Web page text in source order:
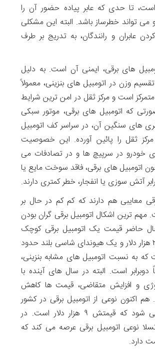
تا حدی که عابر پیاده حضور آن را
تواند خطرساز باشد. البته این مشکلی
عابران و رانندگان، به تدریج بر طرف
های برقی، ایمنی آن است. به دلیل
وزن در اتومبیل های بنزینی، معمولاً
است و مرکز ثقل در امن ترین شرایط
که اتومبیل های برقی، موتور سبکی
های سنگین آن، در سراسر کف اتومبیل
ثقل را پائین آورده. این خصوصیت
خودرو در سرپیچ ها و در تصادفات می
اتومبیل های برقی، فاقد سوخت مایع یا
آتش سوزی یا انفجار، خطر کمتری دارند.
معایبی هم دارند که کم کم در حال بر
ترین اشکال اتومبیل برقی گران بودن
حاضر قیمت یک اتومبیل برقی کوچک
ساخت سوئد ۲۰ هزار دلار و یک هیوندای شاسی بلند حدود
است که به نسبت اتومبیل های مشابه بنزینی،
دوبرابر است. البته در سال های آینده با
و افزایش متقاضی، قیمت ها کاهش
هم اکنون نوعی از اتومبیل برقی در کشور
چین ساخته می شود که قیمتش ۹ هزار دلار است. در
نوعی اتومبیل برقی عرصه می کند که